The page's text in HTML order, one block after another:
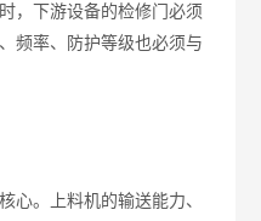
，下游设备的检修门必须
频率、防护等级也必须与
。上料机的输送能力、